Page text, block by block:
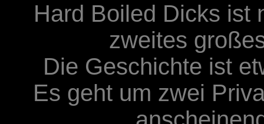
Hard Boiled Dicks ist
zweites
Die Geschichte ist
Es geht um zwei